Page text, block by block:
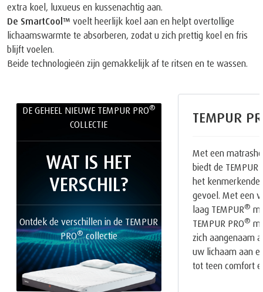
extra koel, luxueus en kussenachtig aan.
De SmartCool™ voelt heerlijk koel aan en helpt overtollige
lichaamswarmte te absorberen, zodat u zich prettig koel en fris
blijft voelen.
Beide technologieën zijn gemakkelijk af te ritsen en te wassen.
DE GEHEEL NIEUWE TEMPUR PRO®
COLLECTIE
WAT IS HET
VERSCHIL?
Ontdek de verschillen in de TEMPUR
PRO®collectie
TEMPUR
Met een
biedt de TEMPUR
het kenmerkende
gevoel. Met een
laag TEMPUR®
TEMPUR PRO®
zich aangenaam
uw lichaam aan
tot teen comfort